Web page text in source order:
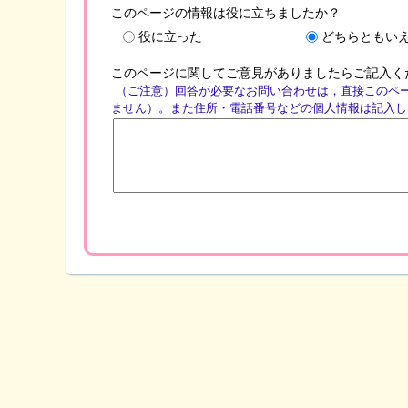
このページの情報は役に立ちましたか？
役に立った
どちらともい
このページに関してご意見がありましたらご記入く
（ご注意）回答が必要なお問い合わせは，直接この
ません）。また住所・電話番号などの個人情報は記入